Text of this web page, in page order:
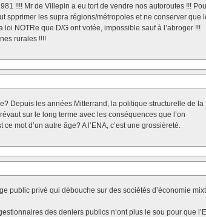
!!!! Mr de Villepin a eu tort de vendre nos autoroutes !!!
spprimer les supra régions/métropoles et ne conserver que
NOTRe que D/G ont votée, impossible sauf à l’abroger !!!
rurales !!!!
Depuis les années Mitterrand, la politique structurelle de la
sur le long terme avec les conséquences que l’on
mot d’un autre âge? A l’ENA, c’est une grossièreté.
public privé qui débouche sur des sociétés d’économie
des deniers publics n’ont plus le sou pour que